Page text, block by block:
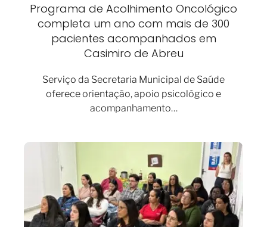
Programa de Acolhimento Oncológico
completa um ano com mais de 300
pacientes acompanhados em
Casimiro de Abreu
Serviço da Secretaria Municipal de Saúde
oferece orientação, apoio psicológico e
acompanhamento…